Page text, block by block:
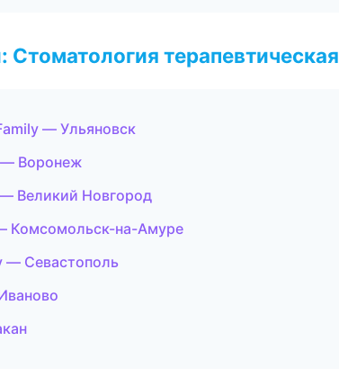
терапевтическая
— Ульяновск
— Воронеж
Великий Новгород
Комсомольск-на-Амуре
— Севастополь